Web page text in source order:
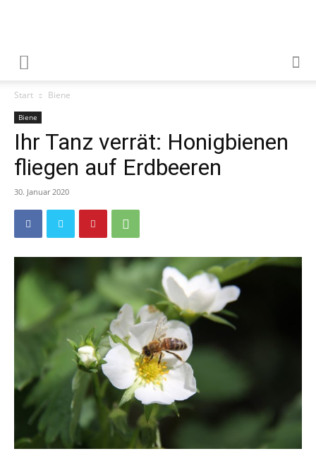
Start Biene
Biene
Ihr Tanz verrät: Honigbienen
fliegen auf Erdbeeren
30. Januar 2020